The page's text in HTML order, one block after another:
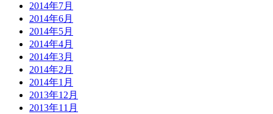
2014年7月
2014年6月
2014年5月
2014年4月
2014年3月
2014年2月
2014年1月
2013年12月
2013年11月